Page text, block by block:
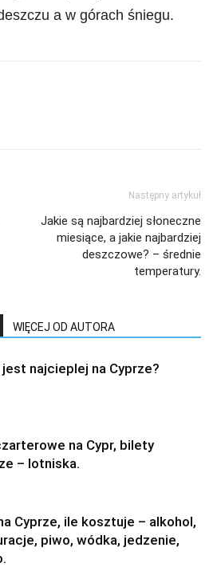
a w górach śniegu.
Następny artykuł
Jakie są najbardziej słoneczne
miesiące, a jakie najbardziej
deszczowe? – średnie
temperatury.
WIĘCEJ OD AUTORA
jest najcieplej na Cyprze?
na Cypr, bilety
– lotniska.
Cyprze, ile kosztuje – alkohol,
piwo, wódka, jedzenie,